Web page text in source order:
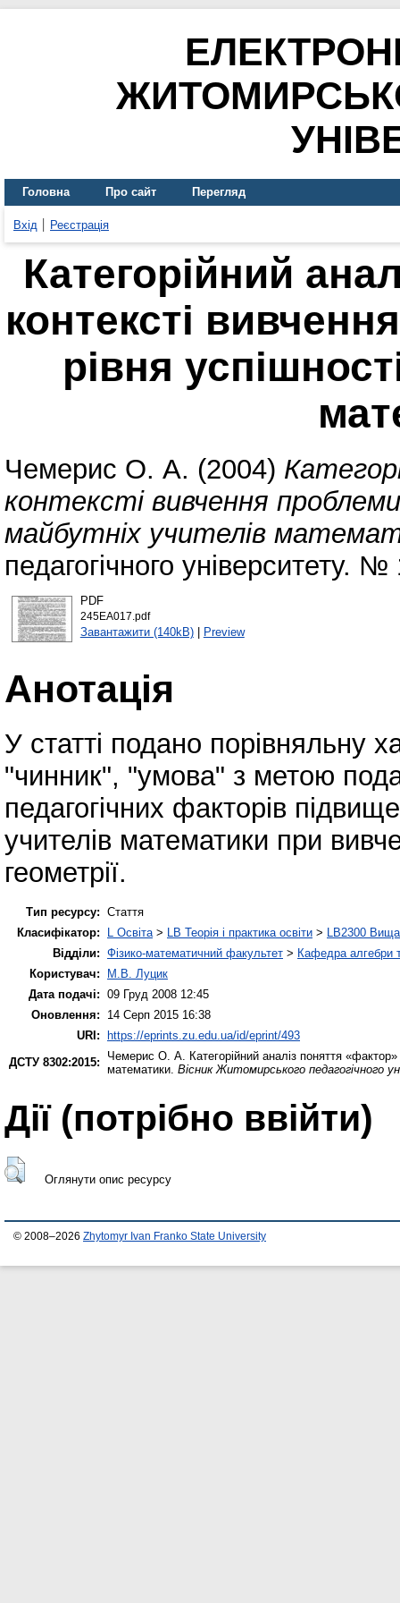
Головна Про сайт Перегляд
Вхід Реєстрація
Категорійний
контексті
рівня
Чемерис О. А. (2004)
контексті вивчення
майбутніх учителів
педагогічного університету.
PDF
245EA017.pdf
Завантажити (140kB)| Preview
Анотація
У статті подано порівняльну
"чинник", "умова" з метою
педагогічних факторів
учителів математики при
геометрії.
Тип ресурсу: Стаття
Класифікатор:
L Освіта > LB Теорія і практика освіти > LB2300 Вища
Відділи: Фізико-математичний факультет > Кафедра алгебри
Користувач:
М.В. Луцик
Дата подачі: 09 Груд 2008 12:45
Оновлення:
14 Серп 2015 16:38
URI: https://eprints.zu.edu.ua/id/eprint/493
ДСТУ 8302:2015:
Чемерис О. А. Категорійний аналіз поняття
математики. Вісник Житомирського педагогічного
Дії ​​(потрібно ввійти)
Оглянути опис ресурсу
© 2008–2026 Zhytomyr Ivan Franko State University